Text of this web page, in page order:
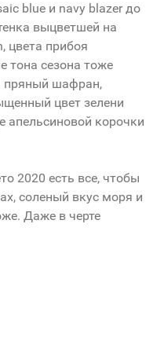
blue и navy blazer до
выцветшей на
цвета прибоя
тона сезона тоже
пряный шафран,
цвет зелени
апельсиновой корочки
2020 есть все, чтобы
соленый вкус моря и
Даже в черте